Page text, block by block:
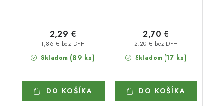
Skladom (89 ks)
1,86 € bez DPH
2,29 €
DO KOŠÍKA
Skladom (17 ks)
2,20 € bez DPH
2,70 €
DO KOŠÍKA